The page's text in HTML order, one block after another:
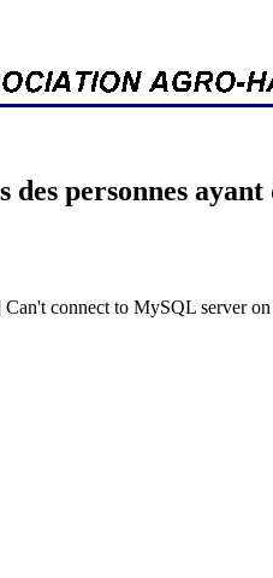
des personnes
connect to MySQL server